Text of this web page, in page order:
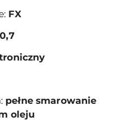
FX
pełne smarowanie
oleju